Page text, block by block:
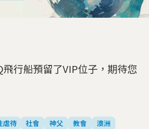
行船預留了VIP位子，期待您
虐待 社會 神父 教會
澳洲